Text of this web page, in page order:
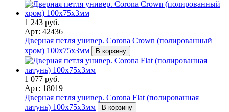
1 243 руб.
Арт: 42436
Дверная петля универ. Corona Crown (полированный
хром) 100x75x3мм
В корзину
1 077 руб.
Арт: 18019
Дверная петля универ. Corona Flat (полированная
латунь) 100x75x3мм
В корзину